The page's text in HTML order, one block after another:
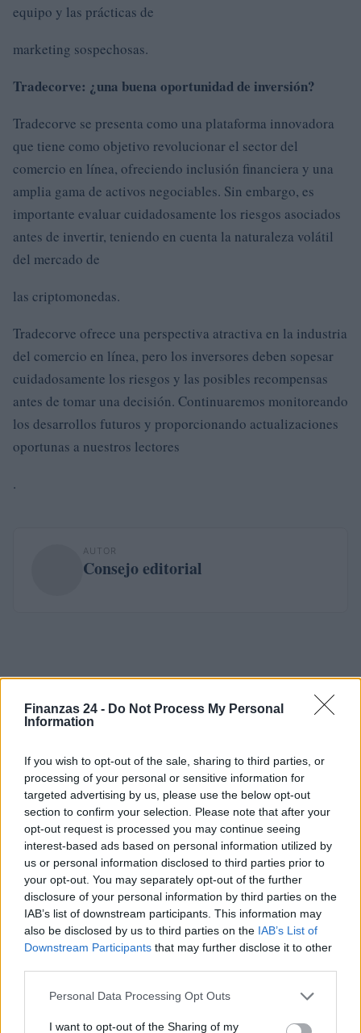
Finanzas 24 - Do Not Process My Personal
Information
If you wish to opt-out of the sale, sharing to third parties, or
processing of your personal or sensitive information for
targeted advertising by us, please use the below opt-out
section to confirm your selection. Please note that after your
opt-out request is processed you may continue seeing
interest-based ads based on personal information utilized by
us or personal information disclosed to third parties prior to
your opt-out. You may separately opt-out of the further
disclosure of your personal information by third parties on the
IAB’s list of downstream participants. This information may
also be disclosed by us to third parties on the IAB’s List of
Downstream Participants that may further disclose it to other
Please note that this website/app uses one or more Google
not limited to your visit or usage behaviour. You may click to
Personal Data Processing Opt Outs
I want to opt-out of the Sharing of my
equipo y las prácticas de
marketing sospechosas.
Tradecorve: ¿una buena oportunidad de inversión?
Tradecorve se presenta como una plataforma innovadora
que tiene como objetivo revolucionar el sector del
comercio en línea, ofreciendo inclusión financiera y una
amplia gama de activos negociables. Sin embargo, es
importante evaluar cuidadosamente los riesgos asociados
antes de invertir, teniendo en cuenta la naturaleza volátil
del mercado de
las criptomonedas.
Tradecorve ofrece una perspectiva atractiva en la industria
del comercio en línea, pero los inversores deben sopesar
cuidadosamente los riesgos y las posibles recompensas
antes de tomar una decisión. Continuaremos monitoreando
los desarrollos futuros y proporcionando actualizaciones
oportunas a nuestros lectores
.
AUTOR
Consejo editorial
Sigue leyendo
CRIPTOMONEDAS